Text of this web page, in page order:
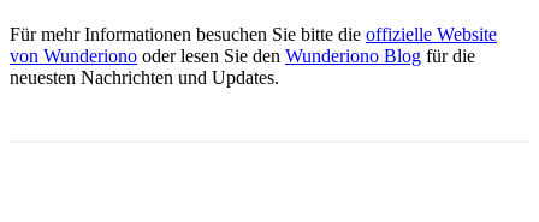
Für mehr Informationen besuchen Sie bitte die offizielle Website
von Wunderiono oder lesen Sie den Wunderiono Blog für die
neuesten Nachrichten und Updates.